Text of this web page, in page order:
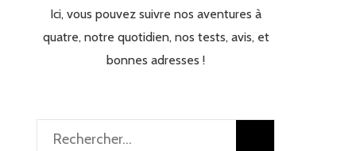
Ici, vous pouvez suivre nos aventures à
quatre, notre quotidien, nos tests, avis, et
bonnes adresses !
Rechercher :